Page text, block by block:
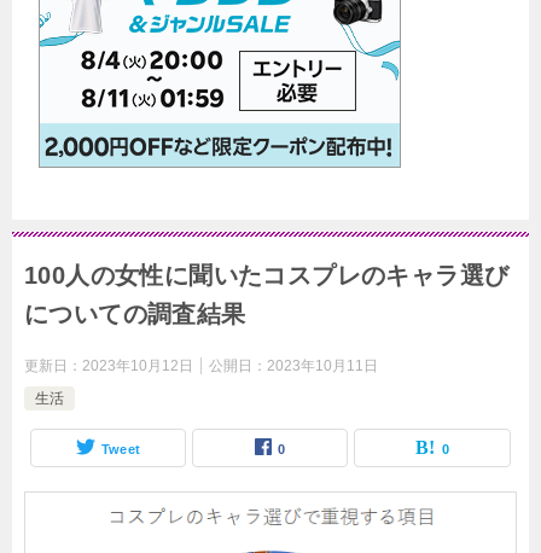
100人の女性に聞いたコスプレのキャラ選び
についての調査結果
更新日： 2023年10月12日 公開日： 2023年10月11日
生活
Tweet 0 0